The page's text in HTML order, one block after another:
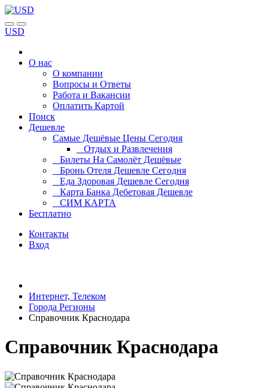
USD
О нас
О компании
Вопросы и Ответы
Работа и Вакансии
Оплатить Картой
Поиск
Дешевле
Самые Дешёвые Цены Сегодня
Отдых и Развлечения
Билеты На Самолёт Дешёвые
Бронь Отеля Дешевле Сегодня
Еда Здоровая Дешевле Сегодня
Карта Банка Дебетовая Дешевле
СИМ КАРТА
Бесплатно
Контакты
Вход
Интернет, Телеком
Города Регионы
Справочник Краснодара
Справочник Краснодара